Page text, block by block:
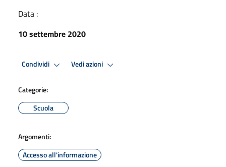
Data :
10 settembre 2020
Condividi Vedi azioni
Categorie:
Scuola
Argomenti:
Accesso all'informazione